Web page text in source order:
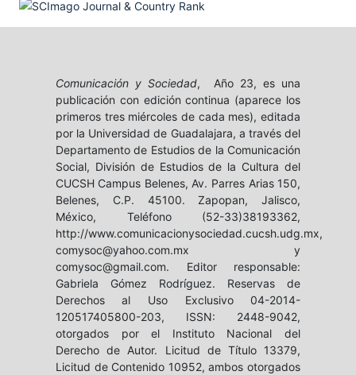
Comunicación y Sociedad, Año 23, es una
publicación con edición continua (aparece los
primeros tres miércoles de cada mes), editada
por la Universidad de Guadalajara, a través del
Departamento de Estudios de la Comunicación
Social, División de Estudios de la Cultura del
CUCSH Campus Belenes, Av. Parres Arias 150,
Belenes, C.P. 45100. Zapopan, Jalisco,
México, Teléfono (52-33)38193362,
http://www.comunicacionysociedad.cucsh.udg.mx,
comysoc@yahoo.com.mx y
comysoc@gmail.com. Editor responsable:
Gabriela Gómez Rodríguez. Reservas de
Derechos al Uso Exclusivo 04-2014-
120517405800-203, ISSN: 2448-9042,
otorgados por el Instituto Nacional del
Derecho de Autor. Licitud de Título 13379,
Licitud de Contenido 10952, ambos otorgados